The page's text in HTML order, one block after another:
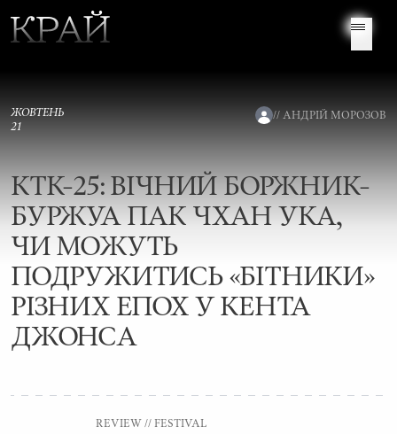
телеграм
ЖОВТЕНЬ
21
// АНДРІЙ МОРОЗОВ
КТК-25: ВІЧНИЙ БОРЖНИК-
БУРЖУА ПАК ЧХАН УКА,
ЧИ МОЖУТЬ
ПОДРУЖИТИСЬ «БІТНИКИ»
РІЗНИХ ЕПОХ У КЕНТА
ДЖОНСА
REVIEW // FESTIVAL